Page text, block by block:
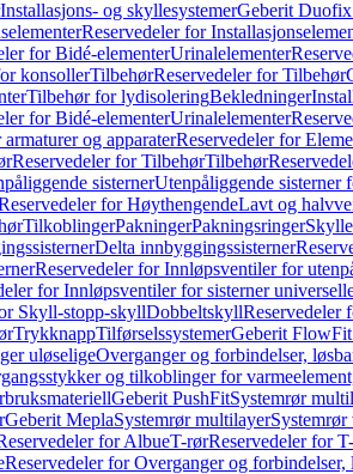
Installasjons- og skyllesystemerGeberit Duofix
Reservedeler for
for Bidé-elementerUrinalelementer
konsollerTilbehørReservedeler for Tilbehør
Tilbehør for lydisoleringBekledninger
for Bidé-elementerUrinalelementer
og apparaterReservedeler for
Reservedeler for TilbehørTilbehør
sisternerUtenpåliggende sisterner
for HøythengendeLavt og
TilkoblingerPakningerPakningsringer
Delta innbyggingssisterner
Reservedeler for Innløpsventiler for
for Innløpsventiler for sisterner
Skyll-stopp-skyllDobbeltskyllReservedeler
TrykknappTilførselssystemerGeberit FlowFit
uløseligeOverganger og forbindelser,
og tilkoblinger for
Geberit PushFitSystemrør
Geberit MeplaSystemrør multilayer
for AlbueT-rørReservedeler for
Reservedeler for Overganger og forbindelser,